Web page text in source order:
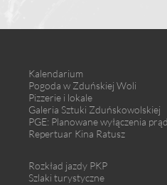
Kalendarium
Pogoda w Zduńskiej Woli
Pizzerie i lokale
Galeria Sztuki Zduńskowolskiej
PGE: Planowane wyłączenia
Repertuar Kina Ratusz
Rozkład jazdy PKP
Szlaki turystyczne